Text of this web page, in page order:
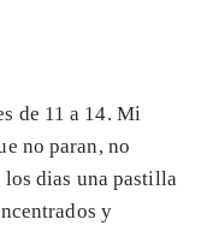
de 11 a 14. Mi
no paran, no
los dias una pastilla
y